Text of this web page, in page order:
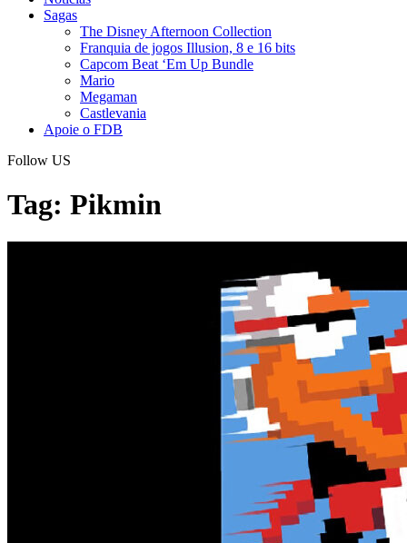
Sagas
The Disney Afternoon Collection
Franquia de jogos Illusion, 8 e 16 bits
Capcom Beat ‘Em Up Bundle
Mario
Megaman
Castlevania
Apoie o FDB
Follow US
Tag: Pikmin